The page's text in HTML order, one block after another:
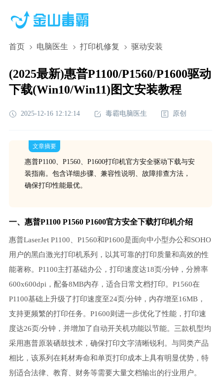
首页 电脑医生 打印机修复 驱动安装
(2025最新)惠普P1100/P1560/P1600驱动
下载(Win10/Win11)图文安装教程
2025-12-16 12:12:14 毒霸电脑医生 原创
文章摘要
惠普P1100、P1560、P1600打印机官方安全驱动下载与安
装指南。包含详细步骤、兼容性说明、故障排查方法，
确保打印性能最优。
一、惠普P1100 P1560 P1600官方安全下载打印机介绍
惠普LaserJet P1100、P1560和P1600是面向中小型办公和SOHO
用户的黑白激光打印机系列，以其可靠的打印质量和高效的性
能著称。P1100主打基础办公，打印速度达18页/分钟，分辨率
600x600dpi，配备8MB内存，适合日常文档打印。P1560在
P1100基础上升级了打印速度至24页/分钟，内存增至16MB，
支持更频繁的打印任务。P1600则进一步优化了性能，打印速
度达26页/分钟，并增加了自动开关机功能以节能。三款机型均
采用惠普原装硒鼓技术，确保打印文字清晰锐利。与同类产品
相比，该系列在耗材寿命和单页打印成本上具有明显优势，特
别适合法律、教育、财务等需要大量文档输出的行业用户。